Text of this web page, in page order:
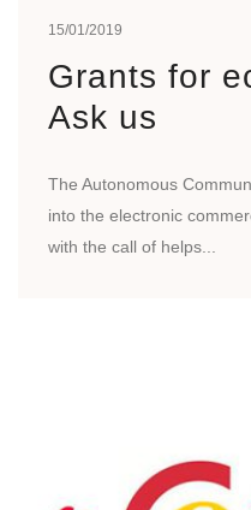
15/01/2019
Grants for
Ask us
The Autonomous
into the electronic
with the call of helps...